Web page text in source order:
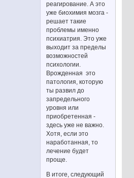
реагирование. А это
уже биохимия мозга -
решает такие
проблемы именно
психиатрия. Это уже
выходит за пределы
возможностей
психологии.
Врожденная это
патология, которую
ты развил до
запредельного
уровня или
приобретенная -
здесь уже не важно.
Хотя, если это
наработанная, то
лечение будет
проще.
В итоге, следующий